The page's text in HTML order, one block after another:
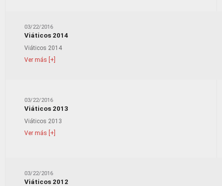
03/22/2016
Viáticos 2014
Viáticos 2014
Ver más [+]
03/22/2016
Viáticos 2013
Viáticos 2013
Ver más [+]
03/22/2016
Viáticos 2012